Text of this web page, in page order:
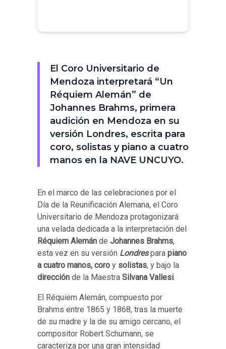
El Coro Universitario de
Mendoza interpretará “Un
Réquiem Alemán” de
Johannes Brahms, primera
audición en Mendoza en su
versión Londres, escrita para
coro, solistas y piano a cuatro
manos en la NAVE UNCUYO.
En el marco de las celebraciones por el
Día de la Reunificación Alemana, el Coro
Universitario de Mendoza protagonizará
una velada dedicada a la interpretación del
Réquiem Alemán de Johannes Brahms,
esta vez en su versión Londres para piano
a cuatro manos, coro y solistas, y bajo la
dirección de la Maestra Silvana Vallesi.
El Réquiem Alemán, compuesto por
Brahms entre 1865 y 1868, tras la muerte
de su madre y la de su amigo cercano, el
compositor Robert Schumann, se
caracteriza por una gran intensidad